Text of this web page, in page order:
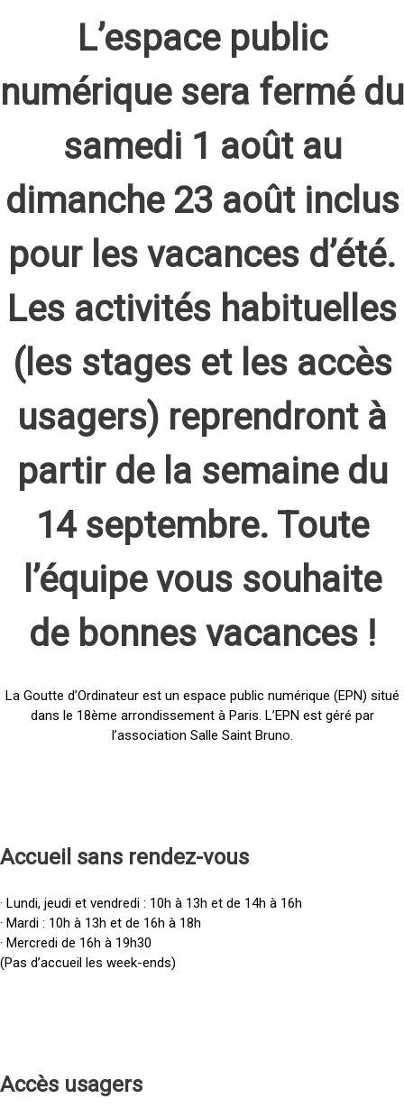
L’espace public
numérique sera fermé du
samedi 1 août au
dimanche 23 août inclus
pour les vacances d’été.
Les activités habituelles
(les stages et les accès
usagers) reprendront à
partir de la semaine du
14 septembre. Toute
l’équipe vous souhaite
de bonnes vacances !
La Goutte d’Ordinateur est un espace public numérique (EPN) situé
dans le 18ème arrondissement à Paris. L’EPN est géré par
l’association Salle Saint Bruno.
Accueil sans rendez-vous
· Lundi, jeudi et vendredi : 10h à 13h et de 14h à 16h
· Mardi : 10h à 13h et de 16h à 18h
· Mercredi de 16h à 19h30
(Pas d’accueil les week-ends)
Accès usagers